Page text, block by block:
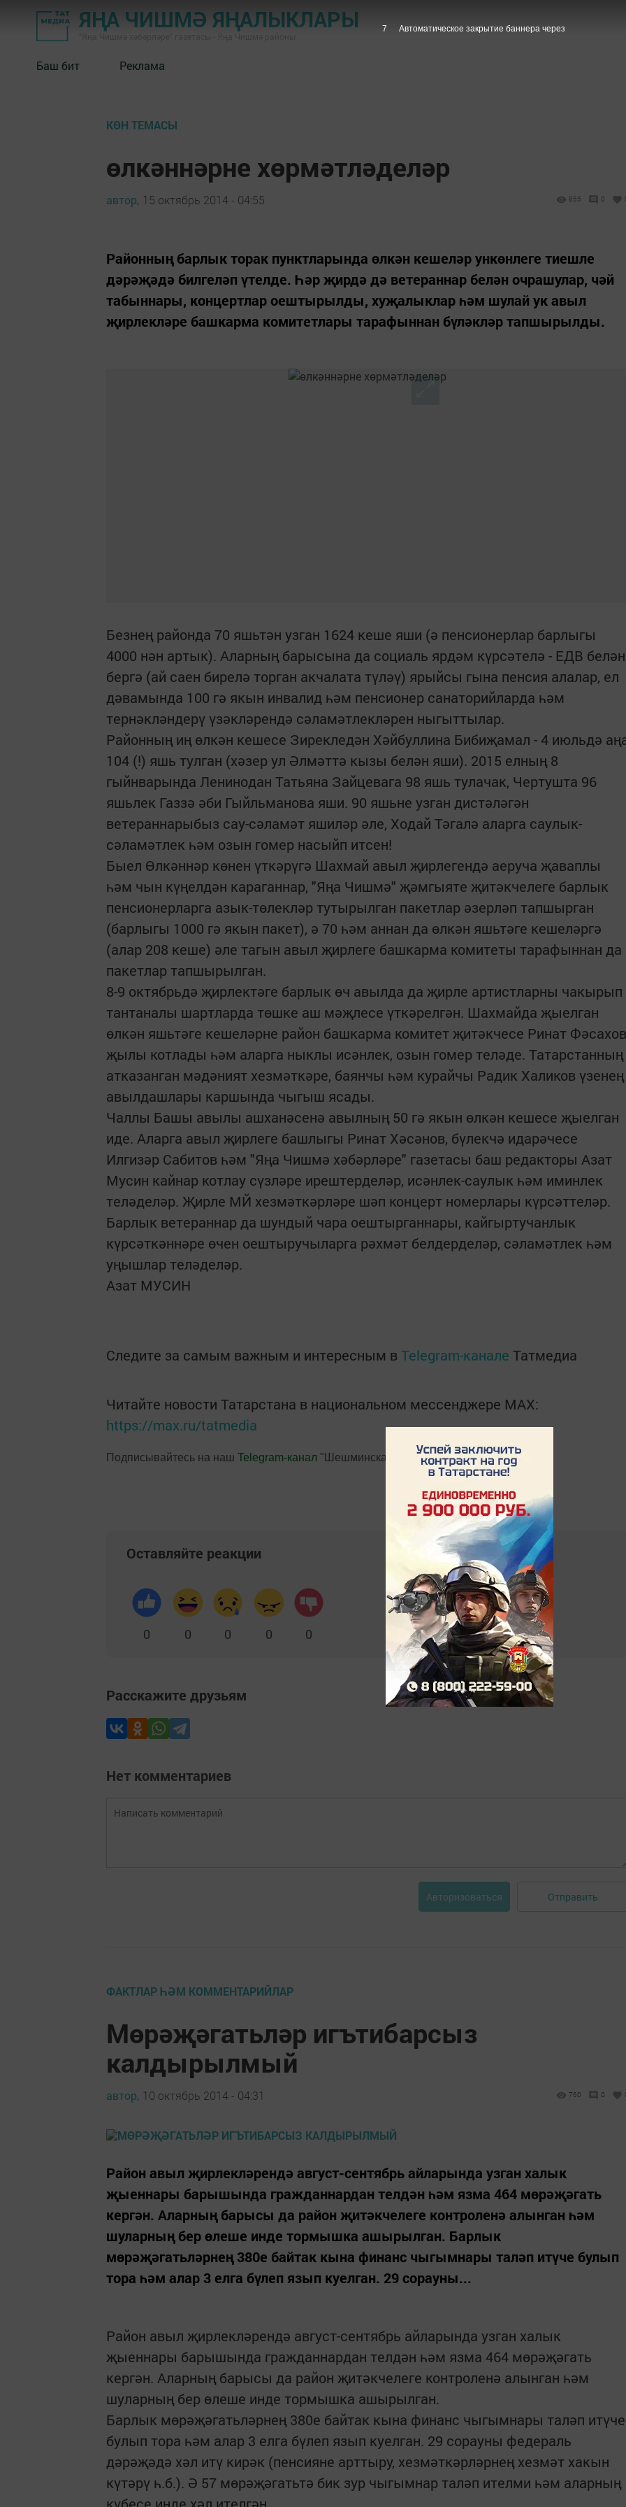
ЯҢА ЧИШМӘ ЯҢАЛЫКЛАРЫ
Баш бит Реклама
КӨН ТЕМАСЫ
өлкәннәрне хөрмәтләделәр
автор, 15 октябрь 2014 - 04:55 855 0
Районның барлык торак пунктларында өлкән кешеләр ункөнлеге тиешле
дәрәҗәдә билгеләп үтелде. Һәр җирдә дә ветераннар белән очрашулар, чәй
табыннары, концертлар оештырылды, хуҗалыклар һәм шулай ук авыл
җирлекләре башкарма комитетлары тарафыннан бүләкләр тапшырылды.
Безнең районда 70 яшьтән узган 1624 кеше яши (ә пенсионерлар барлыгы
4000 нән артык). Аларның барысына да социаль ярдәм күрсәтелә - ЕДВ белән
бергә (ай саен бирелә торган акчалата түләү) ярыйсы гына пенсия алалар, ел
дәвамында 100 гә якын инвалид һәм пенсионер санаторийларда һәм
тернәкләндерү үзәкләрендә сәламәтлекләрен ныгыттылар.
Районның иң өлкән кешесе Зирекледән Хәйбуллина Бибиҗамал - 4 июльдә
104 (!) яшь тулган (хәзер ул Әлмәттә кызы белән яши). 2015 елның 8
гыйнварында Ленинодан Татьяна Зайцевага 98 яшь тулачак, Чертушта 96
яшьлек Газзә әби Гыйльманова яши. 90 яшьне узган дистәләгән
ветераннарыбыз сау-сәламәт яшиләр әле, Ходай Тәгалә аларга саулык-
сәламәтлек һәм озын гомер насыйп итсен!
Быел Өлкәннәр көнен үткәрүгә Шахмай авыл җирлегендә аеруча җаваплы
һәм чын күңелдән караганнар, "Яңа Чишмә" җәмгыяте җитәкчелеге барлык
пенсионерларга азык-төлекләр тутырылган пакетлар әзерләп тапшырган
(барлыгы 1000 гә якын пакет), ә 70 һәм аннан да өлкән яшьтәге кешеләргә
(алар 208 кеше) әле тагын авыл җирлеге башкарма комитеты тарафыннан да
пакетлар тапшырылган.
8-9 октябрьдә җирлектәге барлык өч авылда да җирле артистларны чакырып
тантаналы шартларда төшке аш мәҗлесе үткәрелгән. Шахмайда җыелган
өлкән яшьтәге кешеләрне район башкарма комитет җитәкчесе Ринат Фәсахов
җылы котлады һәм аларга ныклы исәнлек, озын гомер теләде. Татарстанның
атказанган мәдәният хезмәткәре, баянчы һәм курайчы Радик Халиков үзенең
авылдашлары каршында чыгыш ясады.
Чаллы Башы авылы ашханәсенә авылның 50 гә якын өлкән кешесе җыелган
иде. Аларга авыл җирлеге башлыгы Ринат Хәсәнов, бүлекчә идарәчесе
Илгизәр Сабитов һәм "Яңа Чишмә хәбәрләре" газетасы баш редакторы Азат
Мусин кайнар котлау сүзләре ирештерделәр, исәнлек-саулык һәм иминлек
теләделәр. Җирле МЙ хезмәткәрләре шәп концерт номерлары күрсәттеләр.
Барлык ветераннар да шундый чара оештырганнары, кайгыртучанлык
күрсәткәннәре өчен оештыручыларга рәхмәт белдерделәр, сәламәтлек һәм
уңышлар теләделәр.
Азат МУСИН
Следите за самым важным и интересным в Telegram-канале Татмедиа
Читайте новости Татарстана в национальном мессенджере MАХ:
https://max.ru/tatmedia
Подписывайтесь на наш Telegram-канал "Шешминская новь"
Оставляйте реакции
0 0 0 0 0
Расскажите друзьям
Нет комментариев
Авторизоваться Отправить
ФАКТЛАР ҺӘМ КОММЕНТАРИЙЛАР
Мөрәҗәгатьләр игътибарсыз
калдырылмый
автор, 10 октябрь 2014 - 04:31 760 0
Район авыл җирлекләрендә август-сентябрь айларында узган халык
җыеннары барышында гражданнардан телдән һәм язма 464 мөрәҗәгать
кергән. Аларның барысы да район җитәкчелеге контроленә алынган һәм
шуларның бер өлеше инде тормышка ашырылган. Барлык
мөрәҗәгатьләрнең 380е байтак кына финанс чыгымнары таләп итүче булып
тора һәм алар 3 елга бүлеп язып куелган. 29 сорауны...
Район авыл җирлекләрендә август-сентябрь айларында узган халык
җыеннары барышында гражданнардан телдән һәм язма 464 мөрәҗәгать
кергән. Аларның барысы да район җитәкчелеге контроленә алынган һәм
шуларның бер өлеше инде тормышка ашырылган.
Барлык мөрәҗәгатьләрнең 380е байтак кына финанс чыгымнары таләп итүче
булып тора һәм алар 3 елга бүлеп язып куелган. 29 сорауны федераль
дәрәҗәдә хәл итү кирәк (пенсияне арттыру, хезмәткәрләрнең хезмәт хакын
күтәрү һ.б.). Ә 57 мөрәҗәгатьтә бик зур чыгымнар таләп ителми һәм аларның
6 Автоматическое закрытие баннера через